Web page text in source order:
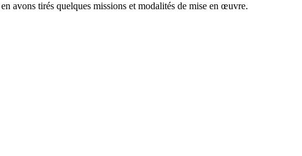
avons tirés quelques missions et modalités de mise en œuvre.